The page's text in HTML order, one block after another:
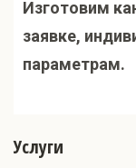
Изготовим
заявке,
параметрам.
Услуги